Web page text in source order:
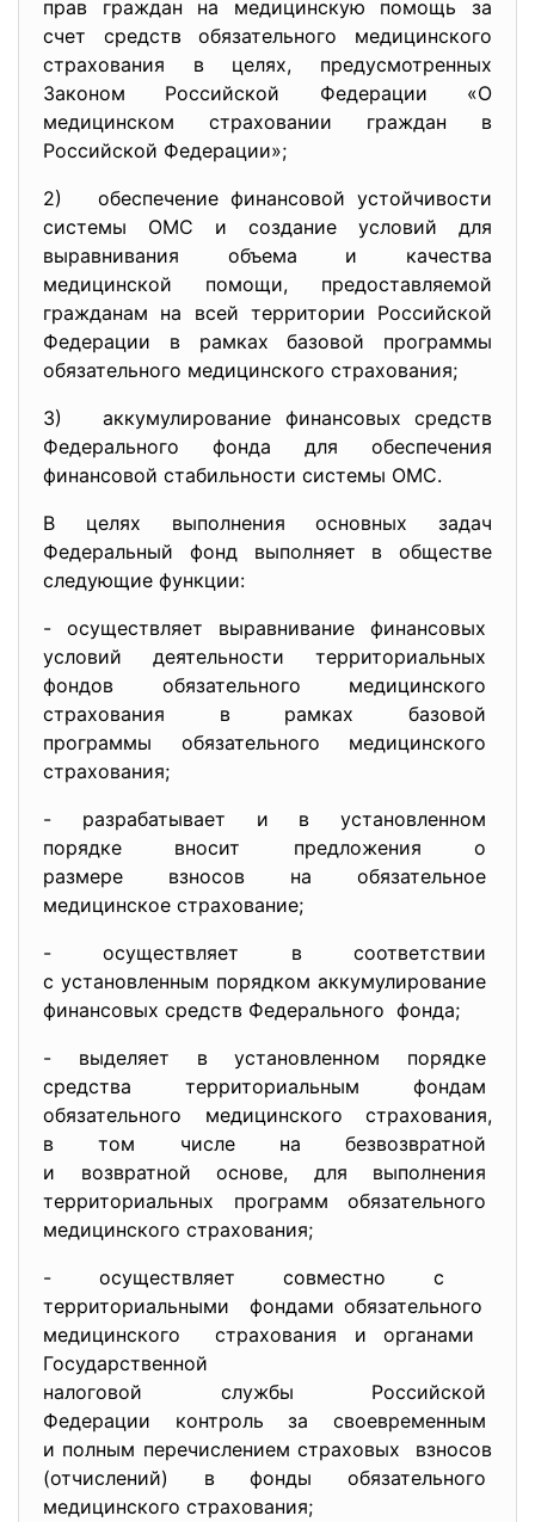
прав граждан на медицинскую помощь за
счет средств обязательного медицинского
страхования в целях, предусмотренных
Законом Российской Федерации «О
медицинском страховании граждан в
Российской Федерации»;
2) обеспечение финансовой устойчивости
системы ОМС и создание условий для
выравнивания объема и качества
медицинской помощи, предоставляемой
гражданам на всей территории Российской
Федерации в рамках базовой программы
обязательного медицинского страхования;
3) аккумулирование финансовых средств
Федерального фонда для обеспечения
финансовой стабильности системы ОМС.
В целях выполнения основных задач
Федеральный фонд выполняет в обществе
следующие функции:
- осуществляет выравнивание финансовых
условий деятельности территориальных
фондов обязательного медицинского
страхования в рамках базовой
программы обязательного медицинского
страхования;
- разрабатывает и в установленном
порядке вносит предложения о
размере взносов на обязательное
медицинское страхование;
- осуществляет в соответствии
с установленным порядком аккумулирование
финансовых средств Федерального фонда;
- выделяет в установленном порядке
средства территориальным фондам
обязательного медицинского страхования,
в том числе на безвозвратной
и возвратной основе, для выполнения
территориальных программ обязательного
медицинского страхования;
- осуществляет совместно с
территориальными фондами обязательного
медицинского страхования и органами
Государственной
налоговой службы Российской
Федерации контроль за своевременным
и полным перечислениемстраховых взносов
(отчислений) в фонды обязательного
медицинского страхования;